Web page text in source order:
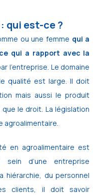
qui est-ce ?
ou une femme qui a
qui a rapport avec la
l’entreprise. Le domaine
qualité est large. Il doit
mais aussi le produit
que le droit. La législation
agroalimentaire.
en agroalimentaire est
d’une entreprise
hiérarchie, du personnel
clients, il doit savoir